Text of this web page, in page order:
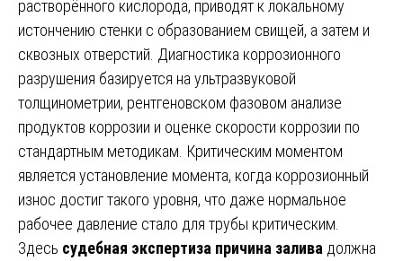
растворённого кислорода, приводят к локальному
истончению стенки с образованием свищей, а затем и
сквозных отверстий. Диагностика коррозионного
разрушения базируется на ультразвуковой
толщинометрии, рентгеновском фазовом анализе
продуктов коррозии и оценке скорости коррозии по
стандартным методикам. Критическим моментом
является установление момента, когда коррозионный
износ достиг такого уровня, что даже нормальное
рабочее давление стало для трубы критическим.
Здесь судебная экспертиза причина залива должна